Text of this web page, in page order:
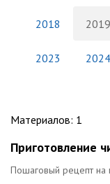
2018 2019
2023 2024
Материалов: 1
Приготовление
Пошаговый рецепт на